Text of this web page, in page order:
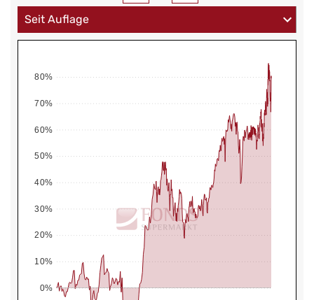
0%
10%
20%
30%
40%
50%
60%
70%
80%